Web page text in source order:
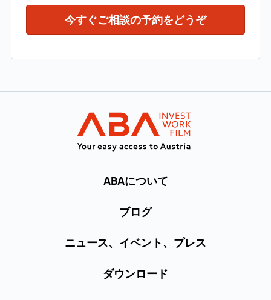
今すぐご相談の予約をどうぞ
ABAについて
ブログ
ニュース、イベント、プレス
ダウンロード